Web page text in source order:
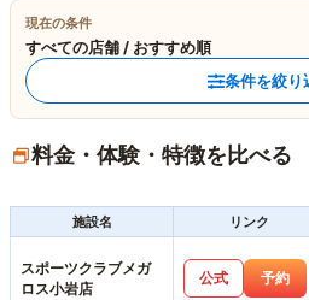
現在の条件
すべての店舗 / おすすめ順
条件を絞り
料金・体験・特徴を比べる
施設名
リンク
スポーツクラブメガ
ロス小岩店
公式 予約